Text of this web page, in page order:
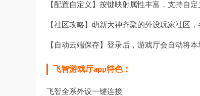
【配置自定义】按键映射属性丰富，支持自
【社区攻略】萌新大神齐聚的外设玩家社区
【自动云端保存】登录后，游戏厅会自动将
飞智游戏厅app特色：
飞智全系外设一键连接